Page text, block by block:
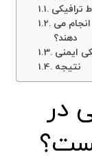
ترافیکی
می
دهند؟
ایمنی
نتیجه
در